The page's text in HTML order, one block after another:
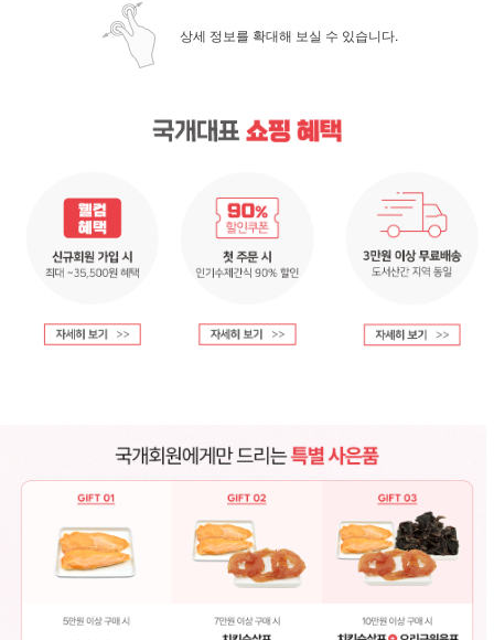
상세 정보를 확대해 보실 수 있습니다.